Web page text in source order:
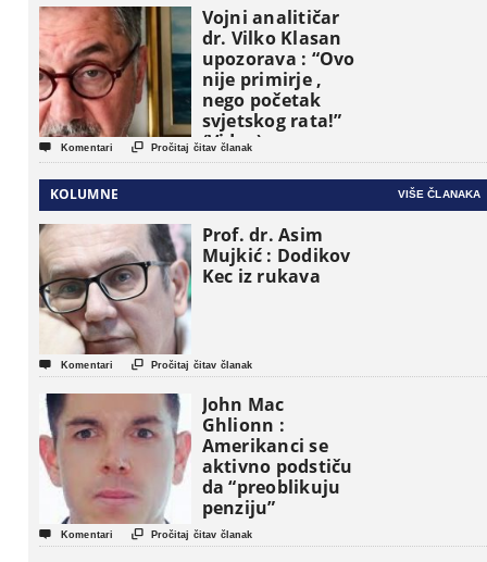
Vojni analitičar
dr. Vilko Klasan
upozorava : “Ovo
nije primirje ,
nego početak
svjetskog rata!”
(Video)
 Komentari  Pročitaj čitav članak
KOLUMNE VIŠE ČLANAKA
Prof. dr. Asim
Mujkić : Dodikov
Kec iz rukava
 Komentari  Pročitaj čitav članak
John Mac
Ghlionn :
Amerikanci se
aktivno podstiču
da “preoblikuju
penziju”
 Komentari  Pročitaj čitav članak